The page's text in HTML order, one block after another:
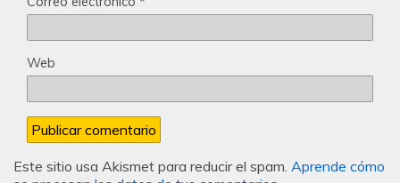
Web
Este sitio usa Akismet para reducir el spam. Aprende cómo